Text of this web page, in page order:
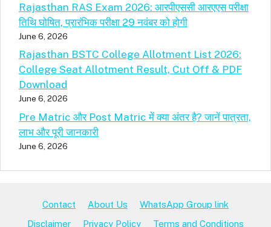
Rajasthan RAS Exam 2026: आरपीएससी आरएएस परीक्षा
तिथि घोषित, प्रारंभिक परीक्षा 29 नवंबर को होगी
June 6, 2026
Rajasthan BSTC College Allotment List 2026:
College Seat Allotment Result, Cut Off & PDF
Download
June 6, 2026
Pre Matric और Post Matric में क्या अंतर है? जानें पात्रता,
लाभ और पूरी जानकारी
June 6, 2026
Contact About Us
WhatsApp Group link
Disclaimer
Privacy Policy Terms and Conditions